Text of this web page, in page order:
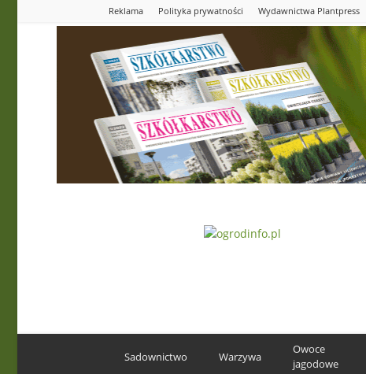
Reklama Polityka prywatności Wydawnictwa Plantpress
Sadownictwo Warzywa
Owoce
jagodowe